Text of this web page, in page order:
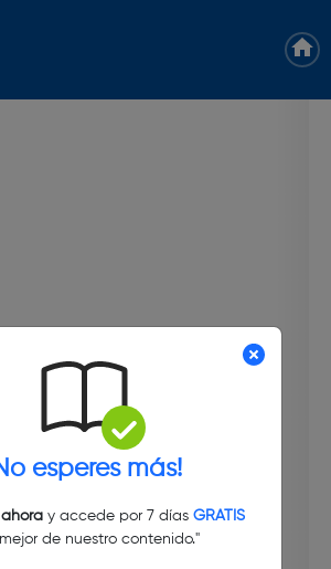
esperes más!
y accede por 7 días GRATIS
de nuestro contenido."